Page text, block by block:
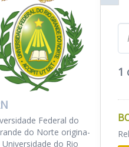
1
Federal do
do Norte origina-
Universidade do Rio